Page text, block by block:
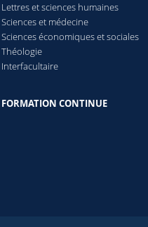
Lettres et sciences humaines
Sciences et médecine
Sciences économiques et sociales
Théologie
Interfacultaire
FORMATION CONTINUE